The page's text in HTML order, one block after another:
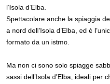
l’Isola d’Elba.
Spettacolare anche la spiaggia
a nord dell’Isola d’Elba, ed è
formato da un istmo.
Ma non ci sono solo spiagge
sassi dell’Isola d’Elba, ideali per